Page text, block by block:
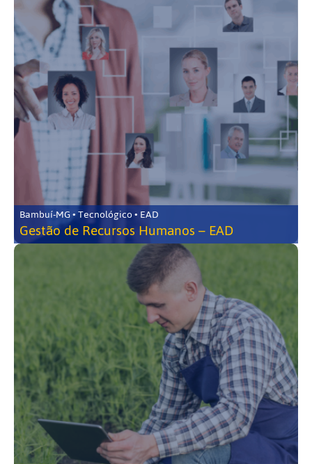
Bambuí-MG • Tecnológico • EAD
Gestão de Recursos Humanos – EAD